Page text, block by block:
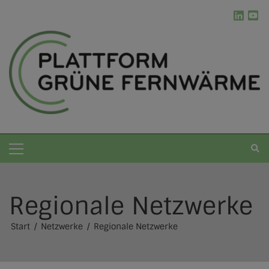
Grüne Fernwärme
Die Plattform
Kommunale Wärmeplanung
Regionale Netzwerke
Start Netzwerke Regionale Netzwerke